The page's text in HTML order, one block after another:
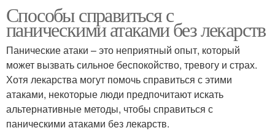
Способы справиться с
паническими атаками без лекарств
Панические атаки – это неприятный опыт, который
может вызвать сильное беспокойство, тревогу и страх.
Хотя лекарства могут помочь справиться с этими
атаками, некоторые люди предпочитают искать
альтернативные методы, чтобы справиться с
паническими атаками без лекарств.